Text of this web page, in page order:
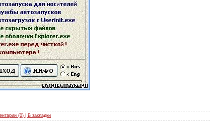
(0) | В закладки